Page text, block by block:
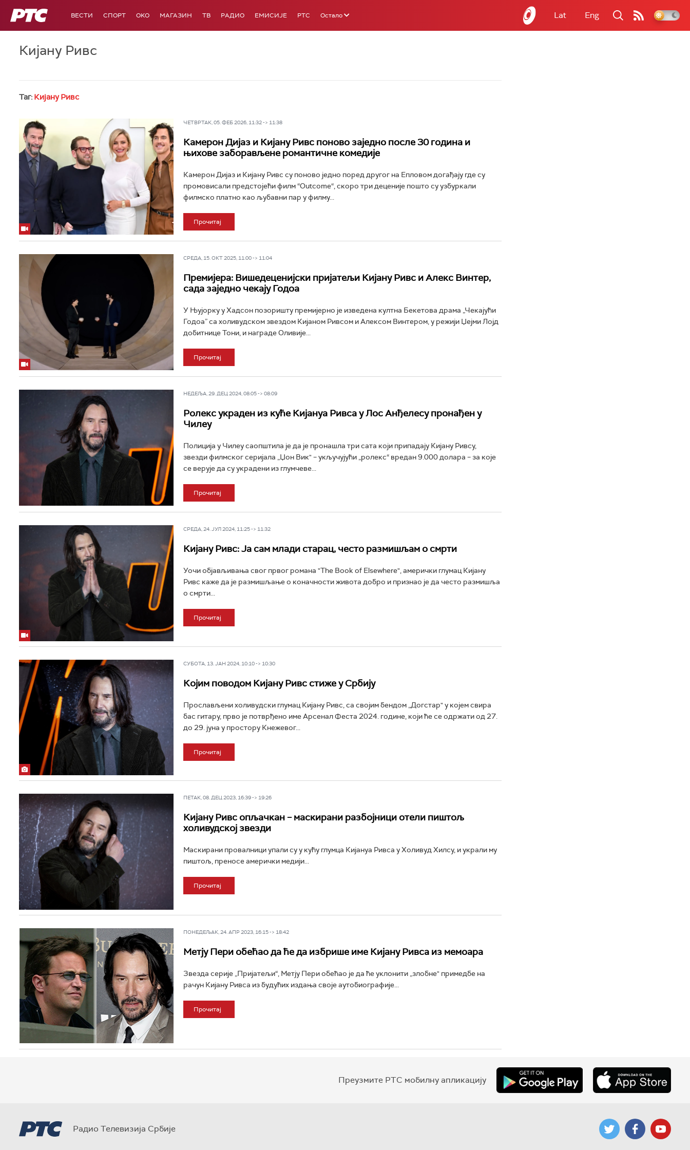
РТС ВЕСТИ СПОРТ OKO МАГАЗИН ТВ РАДИО ЕМИСИЈЕ РТС Остало Lat Eng
Кијану Ривс
Таг: Кијану Ривс
ЧЕТВРТАК, 05. ФЕБ 2026, 11:32 -> 11:38
Камерон Дијаз и Кијану Ривс поново заједно после 30 година и
њихове заборављене романтичне комедије
Камерон Дијаз и Кијану Ривс су поново једно поред другог на Епловом догађају где су
промовисали предстојећи филм “Outcome“, скоро три деценије пошто су узбуркали
филмско платно као љубавни пар у филму...
Прочитај
СРЕДА, 15. ОКТ 2025, 11:00 -> 11:04
Премијера: Вишедеценијски пријатељи Кијану Ривс и Алекс Винтер,
сада заједно чекају Годоа
У Њујорку у Хадсон позоришту премијерно је изведена култна Бекетова драма „Чекајући
Годоа” са холивудском звездом Кијаном Ривсом и Алексом Винтером, у режији Џејми Лојд
добитнице Тони, и награде Оливије...
Прочитај
НЕДЕЉА, 29. ДЕЦ 2024, 08:05 -> 08:09
Ролекс украден из куће Киjануа Ривса у Лос Анђелесу пронађен у
Чилеу
Полиција у Чилеу саопштила је да је пронашла три сата који припадају Кијану Ривсу,
звезди филмског серијала „Џон Вик" – укључујући „ролекс“ вредан 9.000 долара – за које
се верује да су украдени из глумчеве...
Прочитај
СРЕДА, 24. ЈУЛ 2024, 11:25 -> 11:32
Кијану Ривс: Ја сам млади старац, често размишљам о смрти
Уочи објављивања свог првог романа "The Book of Elsewhere", амерички глумац Кијану
Ривс каже да је размишљање о коначности живота добро и признао је да често размишља
о смрти...
Прочитај
СУБОТА, 13. ЈАН 2024, 10:10 -> 10:30
Којим поводом Кијану Ривс стиже у Србију
Прослављени холивудски глумац Кијану Ривс, са својим бендом „Догстар" у којем свира
бас гитару, прво је потврђено име Арсенал Феста 2024. године, који ће се одржати од 27.
до 29. јуна у простору Кнежевог...
Прочитај
ПЕТАК, 08. ДЕЦ 2023, 16:39 -> 19:26
Кијану Ривс опљачкан – маскирани разбојници отели пиштољ
холивудској звезди
Маскирани провалници упали су у кућу глумца Кијануа Ривса у Холивуд Хилсу, и украли му
пиштољ, преносе амерички медији...
Прочитај
ПОНЕДЕЉАК, 24. АПР 2023, 16:15 -> 18:42
Метју Пери обећао да ће да избрише име Кијану Ривса из мемоара
Звезда серије „Пријатељи“, Метју Пери обећао је да ће уклонити „злобне" примедбе на
рачун Кијану Ривса из будућих издања своје аутобиографије...
Прочитај
Преузмите РТС мобилну апликацију
Радио Телевизија Србије